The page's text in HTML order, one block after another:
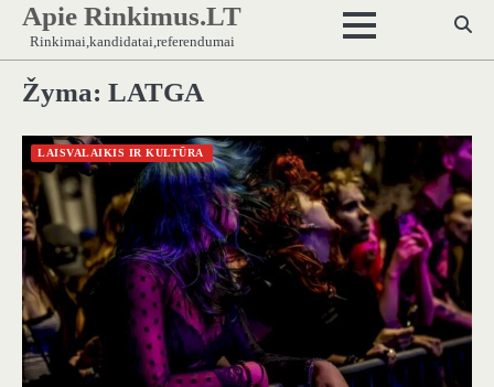
Skip
content
Apie Rinkimus.LT
Rinkimai,kandidatai,referendumai
Žyma: LATGA
LAISVALAIKIS IR KULTŪRA